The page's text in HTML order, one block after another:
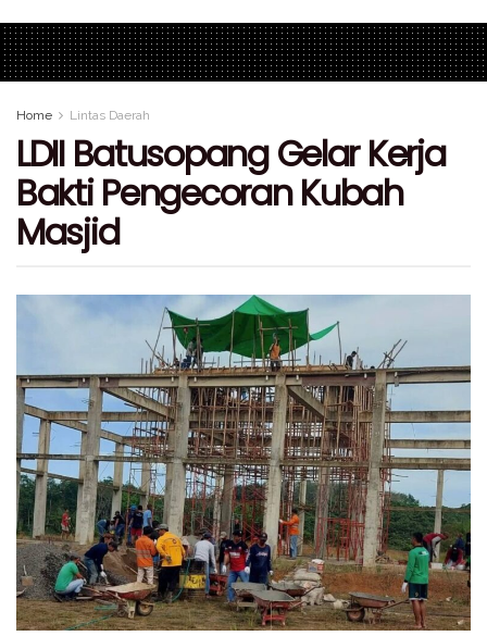
Home Lintas Daerah
LDII Batusopang Gelar Kerja
Bakti Pengecoran Kubah
Masjid